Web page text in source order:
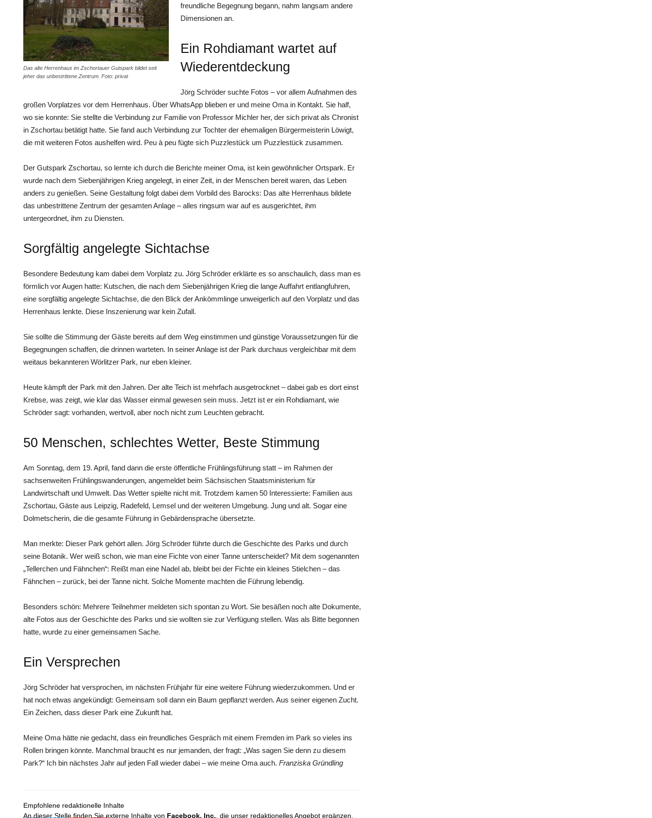
Das alte Herrenhaus im Zschortauer Gutspark bildet seit
jeher das unbestrittene Zentrum. Foto: privat
freundliche Begegnung begann, nahm langsam andere
Dimensionen an.
Ein Rohdiamant wartet auf
Wiederentdeckung
Jörg Schröder suchte Fotos – vor allem Aufnahmen des
großen Vorplatzes vor dem Herrenhaus. Über WhatsApp blieben er und meine Oma in Kontakt. Sie half,
wo sie konnte: Sie stellte die Verbindung zur Familie von Professor Michler her, der sich privat als Chronist
in Zschortau betätigt hatte. Sie fand auch Verbindung zur Tochter der ehemaligen Bürgermeisterin Löwigt,
die mit weiteren Fotos aushelfen wird. Peu à peu fügte sich Puzzlestück um Puzzlestück zusammen.
Der Gutspark Zschortau, so lernte ich durch die Berichte meiner Oma, ist kein gewöhnlicher Ortspark. Er
wurde nach dem Siebenjährigen Krieg angelegt, in einer Zeit, in der Menschen bereit waren, das Leben
anders zu genießen. Seine Gestaltung folgt dabei dem Vorbild des ­Barocks: Das alte Herrenhaus bildete
das unbestrittene Zentrum der gesamten Anlage – alles ringsum war auf es ausgerichtet, ihm
untergeordnet, ihm zu Diensten.
Sorgfältig angelegte Sichtachse
Besondere Bedeutung kam dabei dem Vorplatz zu. Jörg Schröder erklärte es so anschaulich, dass man es
förmlich vor Augen hatte: Kutschen, die nach dem Siebenjährigen Krieg die lange Auffahrt entlangfuhren,
eine sorgfältig angelegte Sichtachse, die den Blick der Ankömmlinge unweigerlich auf den Vorplatz und das
Herrenhaus lenkte. Diese Inszenierung war kein Zufall.
Sie sollte die Stimmung der Gäste bereits auf dem Weg einstimmen und günstige Voraussetzungen für die
Begegnungen schaffen, die drinnen warteten. In seiner Anlage ist der Park durchaus vergleichbar mit dem
weitaus bekannteren Wörlitzer Park, nur eben kleiner.
Heute kämpft der Park mit den Jahren. Der alte Teich ist mehrfach ausgetrocknet – dabei gab es dort einst
Krebse, was zeigt, wie klar das Wasser einmal gewesen sein muss. Jetzt ist er ein Rohdiamant, wie
Schröder sagt: vorhanden, wertvoll, aber noch nicht zum Leuchten gebracht.
50 Menschen, schlechtes Wetter, Beste Stimmung
Am Sonntag, dem 19. April, fand dann die erste öffentliche Frühlingsführung statt – im Rahmen der
sachsenweiten Frühlingswanderungen, angemeldet beim Sächsischen Staatsministerium für
Landwirtschaft und Umwelt. Das Wetter spielte nicht mit. Trotzdem kamen 50 Interessierte: Familien aus
Zschortau, Gäste aus Leipzig, Radefeld, Lemsel und der weiteren Umgebung. Jung und alt. Sogar eine
Dolmetscherin, die die gesamte Führung in Gebärdensprache übersetzte.
Man merkte: Dieser Park gehört allen. Jörg Schröder führte durch die Geschichte des Parks und durch
seine Botanik. Wer weiß schon, wie man eine Fichte von einer Tanne unterscheidet? Mit dem sogenannten
„Tellerchen und Fähnchen“: Reißt man eine Nadel ab, bleibt bei der Fichte ein kleines Stielchen – das
Fähnchen – zurück, bei der Tanne nicht. Solche Momente machten die Führung lebendig.
Besonders schön: Mehrere Teilnehmer meldeten sich spontan zu Wort. Sie besäßen noch alte Dokumente,
alte Fotos aus der Geschichte des Parks und sie wollten sie zur Verfügung stellen. Was als Bitte begonnen
hatte, wurde zu einer gemeinsamen Sache.
Ein Versprechen
Jörg Schröder hat versprochen, im nächsten Frühjahr für eine weitere Führung wiederzukommen. Und er
hat noch etwas angekündigt: Gemeinsam soll dann ein Baum gepflanzt werden. Aus seiner eigenen Zucht.
Ein Zeichen, dass dieser Park eine Zukunft hat.
Meine Oma hätte nie gedacht, dass ein freundliches Gespräch mit einem Fremden im Park so vieles ins
Rollen bringen könnte. Manchmal braucht es nur jemanden, der fragt: „Was sagen Sie denn zu diesem
Park?“ Ich bin nächstes Jahr auf ­jeden Fall wieder dabei – wie meine Oma auch. Franziska Gründling
Empfohlene redaktionelle Inhalte
An dieser Stelle finden Sie externe Inhalte von Facebook, Inc. , die unser redaktionelles Angebot ergänzen.